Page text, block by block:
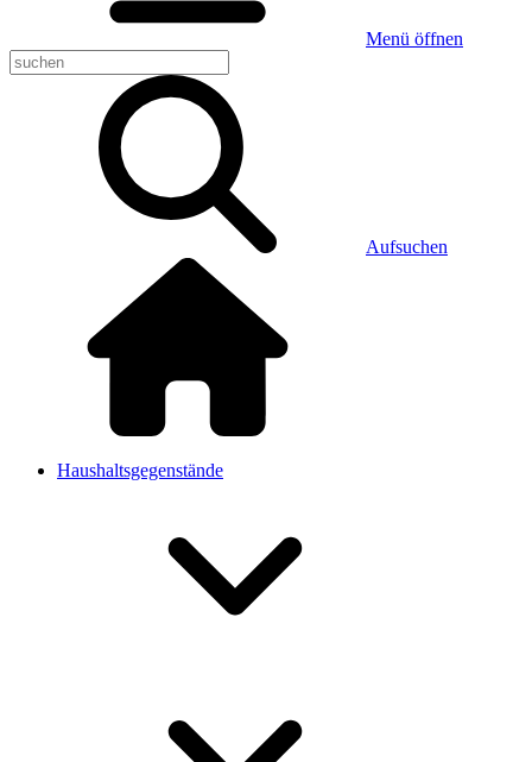
Menü öffnen
Aufsuchen
Haushaltsgegenstände